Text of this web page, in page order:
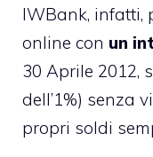
IWBank, infatti,
online con un
30 Aprile 2012,
dell’1%) senza
propri soldi